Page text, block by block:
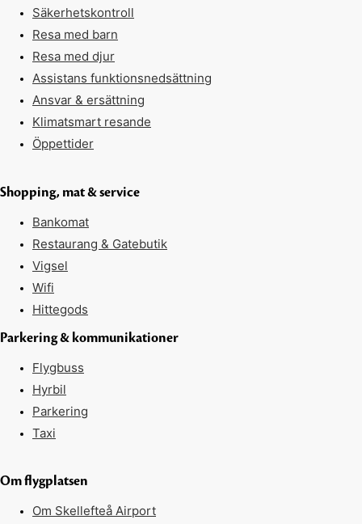
Säkerhetskontroll
Resa med barn
Resa med djur
Assistans funktionsnedsättning
Ansvar & ersättning
Klimatsmart resande
Öppettider
Shopping, mat & service
Bankomat
Restaurang & Gatebutik
Vigsel
Wifi
Hittegods
Parkering & kommunikationer
Flygbuss
Hyrbil
Parkering
Taxi
Om flygplatsen
Om Skellefteå Airport